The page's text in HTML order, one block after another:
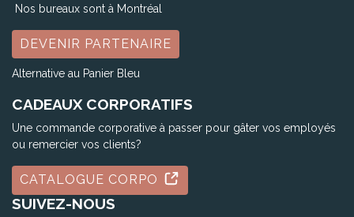
Nos bureaux sont à Montréal
DEVENIR PARTENAIRE
Alternative au Panier Bleu
CADEAUX CORPORATIFS
Une commande corporative à passer pour gâter vos employés
ou remercier vos clients?
CATALOGUE CORPO
SUIVEZ-NOUS